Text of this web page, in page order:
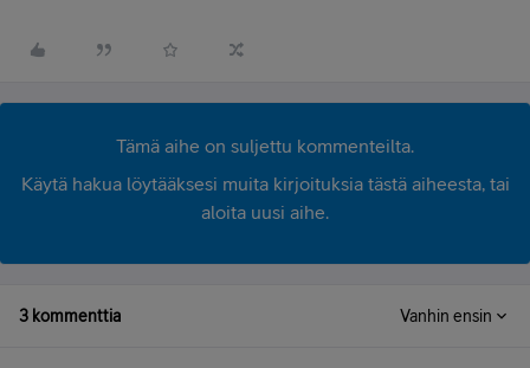
Tämä aihe on suljettu kommenteilta.
Käytä hakua löytääksesi muita kirjoituksia tästä aiheesta, tai
aloita uusi aihe.
3 kommenttia Vanhin ensin